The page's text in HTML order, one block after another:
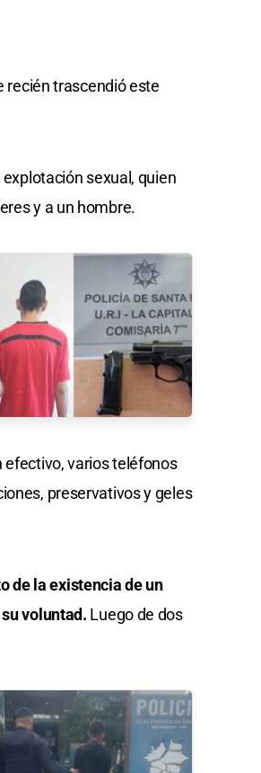
recién trascendió este
sexual, quien
y a un hombre.
efectivo, varios teléfonos
preservativos y geles
de la existencia de un
voluntad. Luego de dos